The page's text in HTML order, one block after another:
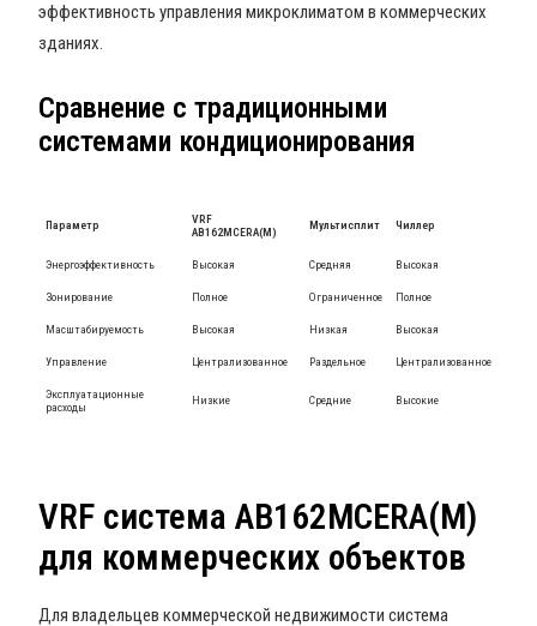
эффективность управления микроклиматом в коммерческих
зданиях.
Сравнение с традиционными
системами кондиционирования
Параметр
VRF
AB162MCERA(M)
Мультисплит Чиллер
Энергоэффективность Высокая Средняя Высокая
Зонирование Полное Ограниченное Полное
Масштабируемость Высокая Низкая Высокая
Управление Централизованное Раздельное Централизованное
Эксплуатационные
расходы
Низкие Средние Высокие
VRF система AB162MCERA(M)
для коммерческих объектов
Для владельцев коммерческой недвижимости система